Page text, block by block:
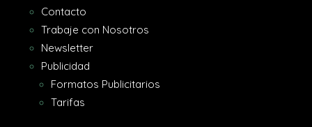
Contacto
Trabaje con Nosotros
Newsletter
Publicidad
Formatos Publicitarios
Tarifas